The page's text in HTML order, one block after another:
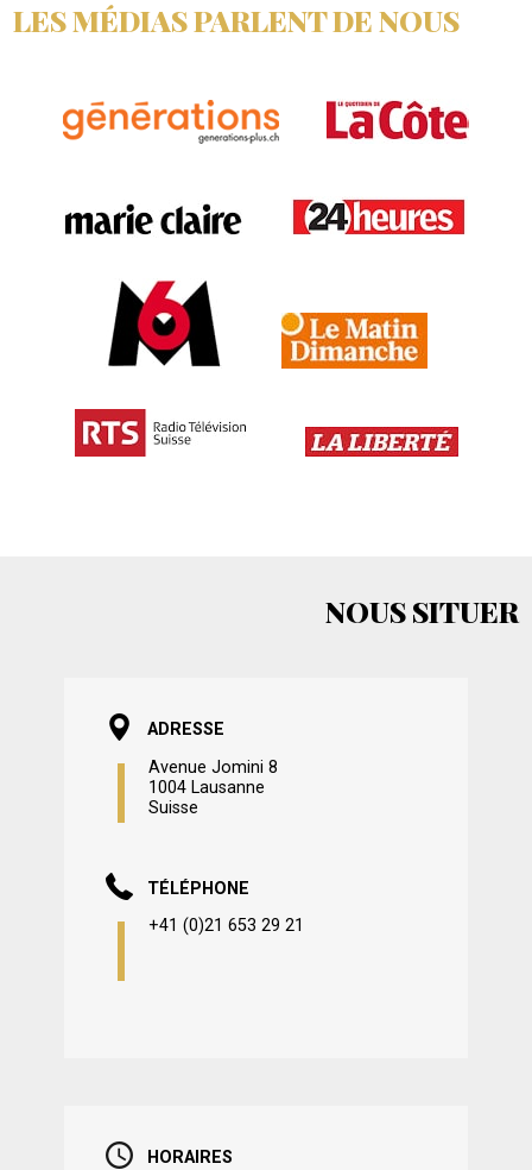
LES MÉDIAS PARLENT DE NOUS
NOUS SITUER
ADRESSE
Avenue Jomini 8
1004 Lausanne
Suisse
TÉLÉPHONE
+41 (0)21 653 29 21
HORAIRES